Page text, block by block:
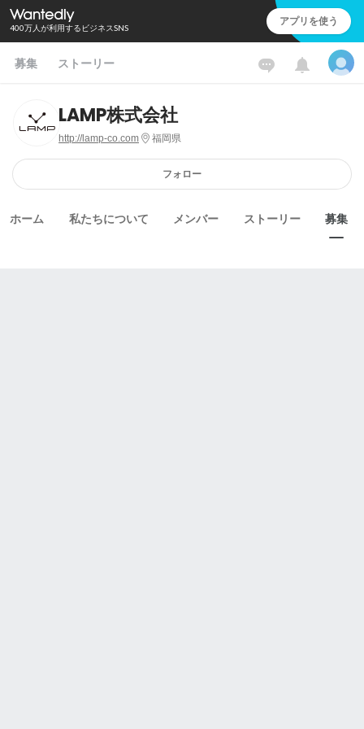
400万人が利用するビジネスSNS アプリを使う
募集 ストーリー
LAMP株式会社
http://lamp-co.com 福岡県
フォロー
ホーム 私たちについて メンバー ストーリー 募集